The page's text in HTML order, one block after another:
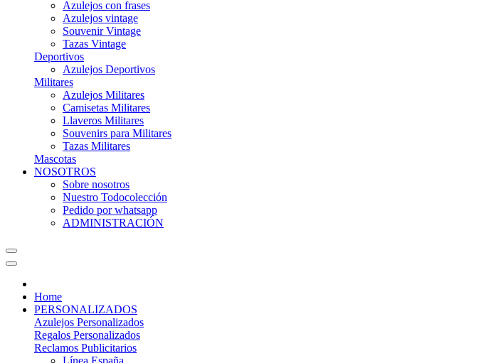
Azulejos con frases
Azulejos vintage
Souvenir Vintage
Tazas Vintage
Deportivos
Azulejos Deportivos
Militares
Azulejos Militares
Camisetas Militares
Llaveros Militares
Souvenirs para Militares
Tazas Militares
Mascotas
NOSOTROS
Sobre nosotros
Nuestro Todocolección
Pedido por whatsapp
ADMINISTRACIÓN
Home
PERSONALIZADOS
Azulejos Personalizados
Regalos Personalizados
Reclamos Publicitarios
Línea España